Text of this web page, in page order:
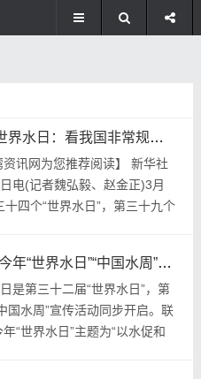
3月22日世界水日：看我国非常规水利用及节水成就
资讯网为您推荐阅读】 新华社
电(记者魏弘毅、赵金正)3月
十四个“世界水日”，第三十九个
我国纪念今年“世界水日”“中国水周”宣传活动同步开启
是第三十二届“世界水日”，第
国水周”宣传活动同步开启。联
“世界水日”主题为“以水促和